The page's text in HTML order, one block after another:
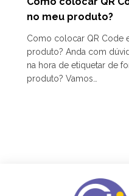
no meu produto?
Como colocar QR Code
produto? Anda com
na hora de etiquetar de
produto? Vamos…